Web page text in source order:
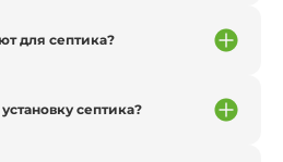
для септика?
септика?